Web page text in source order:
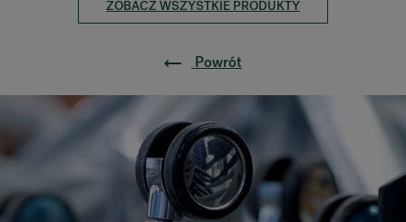
DESIGNERS
MARKI
BLOG
SKLEP
Powrót
ZOBACZ WSZYSTKIE PRODUKTY